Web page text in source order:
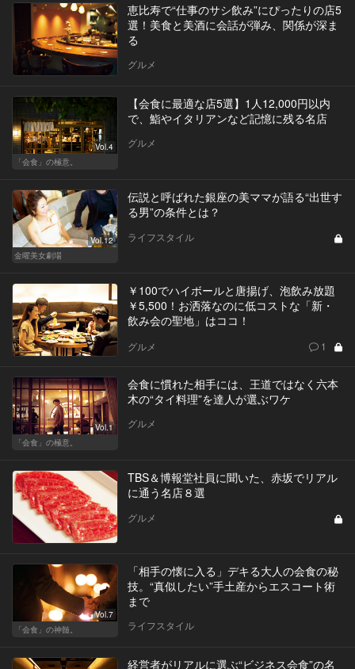
恵比寿で“仕事のサシ飲み”にぴったりの店5
選！美食と美酒に会話が弾み、関係が深ま
る
グルメ
Vol.4
「会食」の極意。
【会食に最適な店5選】1人12,000円以内
で、鮨やイタリアンなど記憶に残る名店
グルメ
Vol.12
金曜美女劇場
伝説と呼ばれた銀座の美ママが語る“出世す
る男”の条件とは？
ライフスタイル
￥100でハイボールと唐揚げ、泡飲み放題
￥5,500！お洒落なのに低コストな「新・
飲み会の聖地」はココ！
グルメ 1
Vol.1
「会食」の極意。
会食に慣れた相手には、王道ではなく六本
木の“タイ料理”を達人が選ぶワケ
グルメ
TBS＆博報堂社員に聞いた、赤坂でリアル
に通う名店８選
グルメ
Vol.7
「会食」の神髄。
「相手の懐に入る」デキる大人の会食の秘
技。“真似したい”手土産からエスコート術
まで
ライフスタイル
経営者がリアルに選ぶ“ビジネス会食”の名